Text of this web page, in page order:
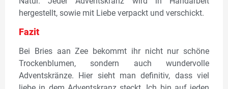
hergestellt, sowie mit Liebe verpackt und verschickt.
Fazit
Bei Bries aan Zee bekommt ihr nicht nur schöne
Trockenblumen, sondern auch wundervolle
Adventskränze. Hier sieht man definitiv, dass viel